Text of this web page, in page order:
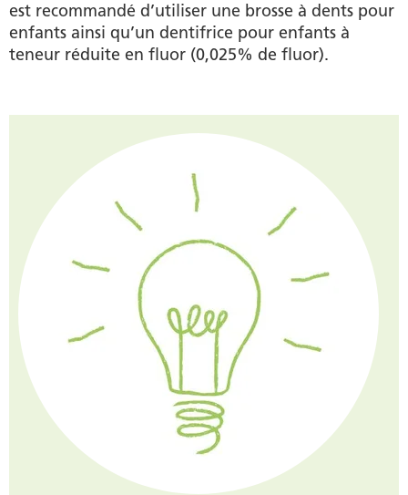
est recommandé d’utiliser une brosse à dents pour
enfants ainsi qu’un dentifrice pour enfants à
teneur réduite en fluor (0,025% de fluor).